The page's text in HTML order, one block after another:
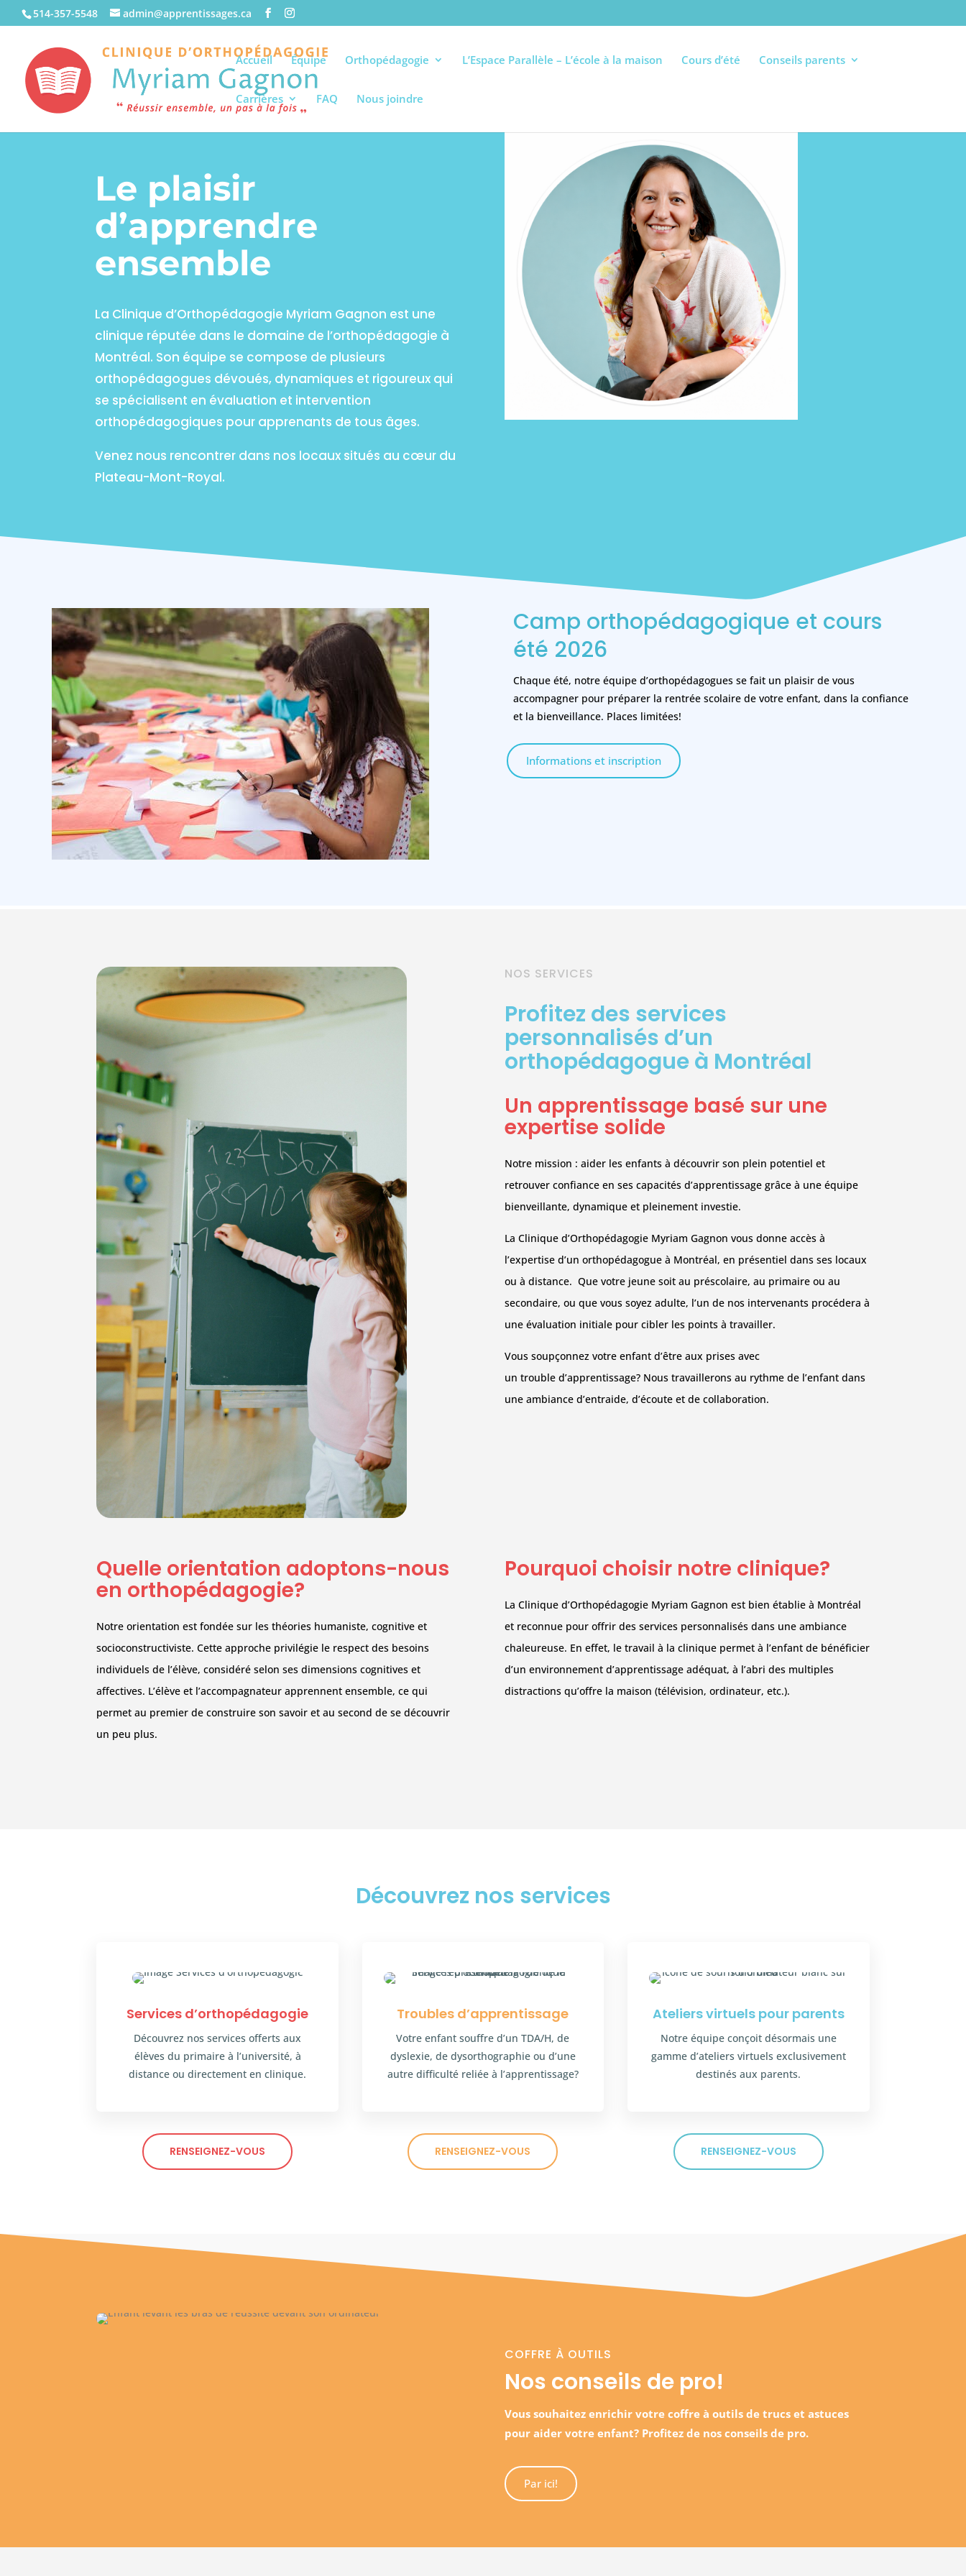
514-357-5548 admin@apprentissages.ca
Accueil Équipe Orthopédagogie L’Espace Parallèle – L’école à la maison Cours d’été Conseils parents
Carrières FAQ Nous joindre
Le plaisir
d’apprendre
ensemble
La Clinique d’Orthopédagogie Myriam Gagnon est une
clinique réputée dans le domaine de l’orthopédagogie à
Montréal. Son équipe se compose de plusieurs
orthopédagogues dévoués, dynamiques et rigoureux qui
se spécialisent en évaluation et intervention
orthopédagogiques pour apprenants de tous âges.
Venez nous rencontrer dans nos locaux situés au cœur du
Plateau-Mont-Royal.
Camp orthopédagogique et cours
été 2026
Chaque été, notre équipe d’orthopédagogues se fait un plaisir de vous
accompagner pour préparer la rentrée scolaire de votre enfant, dans la confiance
et la bienveillance. Places limitées!
Informations et inscription
NOS SERVICES
Profitez des services
personnalisés d’un
orthopédagogue à Montréal
Un apprentissage basé sur une
expertise solide
Notre mission : aider les enfants à découvrir son plein potentiel et
retrouver confiance en ses capacités d’apprentissage grâce à une équipe
bienveillante, dynamique et pleinement investie.
La Clinique d’Orthopédagogie Myriam Gagnon vous donne accès à
l’expertise d’un orthopédagogue à Montréal, en présentiel dans ses locaux
ou à distance. Que votre jeune soit au préscolaire, au primaire ou au
secondaire, ou que vous soyez adulte, l’un de nos intervenants procédera à
une évaluation initiale pour cibler les points à travailler.
Vous soupçonnez votre enfant d’être aux prises avec
un trouble d’apprentissage? Nous travaillerons au rythme de l’enfant dans
une ambiance d’entraide, d’écoute et de collaboration.
Quelle orientation adoptons-nous
en orthopédagogie?
Notre orientation est fondée sur les théories humaniste, cognitive et
socioconstructiviste. Cette approche privilégie le respect des besoins
individuels de l’élève, considéré selon ses dimensions cognitives et
affectives. L’élève et l’accompagnateur apprennent ensemble, ce qui
permet au premier de construire son savoir et au second de se découvrir
un peu plus.
Pourquoi choisir notre clinique?
La Clinique d’Orthopédagogie Myriam Gagnon est bien établie à Montréal
et reconnue pour offrir des services personnalisés dans une ambiance
chaleureuse. En effet, le travail à la clinique permet à l’enfant de bénéficier
d’un environnement d’apprentissage adéquat, à l’abri des multiples
distractions qu’offre la maison (télévision, ordinateur, etc.).
Découvrez nos services
Services d’orthopédagogie
Découvrez nos services offerts aux
élèves du primaire à l’université, à
distance ou directement en clinique.
RENSEIGNEZ-VOUS
Troubles d’apprentissage
Votre enfant souffre d’un TDA/H, de
dyslexie, de dysorthographie ou d’une
autre difficulté reliée à l’apprentissage?
RENSEIGNEZ-VOUS
Ateliers virtuels pour parents
Notre équipe conçoit désormais une
gamme d’ateliers virtuels exclusivement
destinés aux parents.
RENSEIGNEZ-VOUS
COFFRE À OUTILS
Nos conseils de pro!
Vous souhaitez enrichir votre coffre à outils de trucs et astuces
pour aider votre enfant? Profitez de nos conseils de pro.
Par ici!